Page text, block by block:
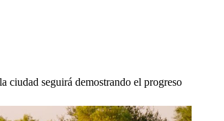
seguirá demostrando el progreso